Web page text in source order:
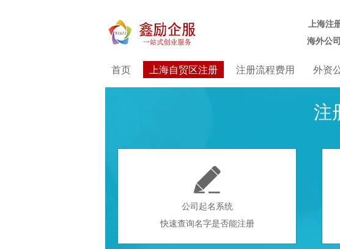
上海注
海外公
首页 上海自贸区注册 注册流程费用 外资
注

公司起名系统
快速查询名字是否能注册